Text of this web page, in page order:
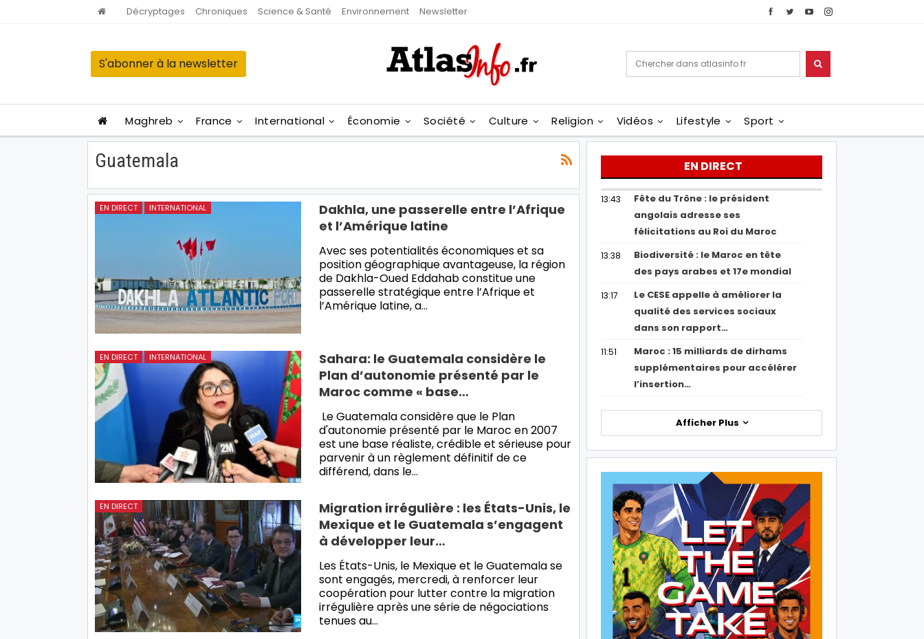
Décryptages Chroniques Science & Santé Environnement Newsletter
S'abonner à la newsletter
Maghreb France International Économie Société Culture Religion Vidéos Lifestyle Sport
Guatemala
EN DIRECT INTERNATIONAL
Dakhla, une passerelle entre l’Afrique
et l’Amérique latine
Avec ses potentialités économiques et sa
position géographique avantageuse, la région
de Dakhla-Oued Eddahab constitue une
passerelle stratégique entre l’Afrique et
l’Amérique latine, a…
EN DIRECT INTERNATIONAL
Sahara: le Guatemala considère le
Plan d’autonomie présenté par le
Maroc comme « base…
Le Guatemala considère que le Plan
d'autonomie présenté par le Maroc en 2007
est une base réaliste, crédible et sérieuse pour
parvenir à un règlement définitif de ce
différend, dans le…
EN DIRECT
Migration irrégulière : les États-Unis, le
Mexique et le Guatemala s’engagent
à développer leur…
Les États-Unis, le Mexique et le Guatemala se
sont engagés, mercredi, à renforcer leur
coopération pour lutter contre la migration
irrégulière après une série de négociations
tenues au…
EN DIRECT
13:43
Fête du Trône : le président
angolais adresse ses
félicitations au Roi du Maroc
13:38
Biodiversité : le Maroc en tête
des pays arabes et 17e mondial
13:17
Le CESE appelle à améliorer la
qualité des services sociaux
dans son rapport…
11:51
Maroc : 15 milliards de dirhams
supplémentaires pour accélérer
l’insertion…
Afficher Plus